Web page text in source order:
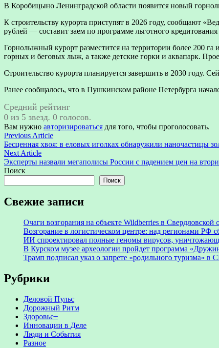
В Коробицыно Ленинградской области появится новый
К строительству курорта приступят в 2026 году, сообщают
рублей — составит заем по программе льготного
Горнолыжный курорт разместится на территории более 200
горных и беговых лыж, а также детские горки и аквапарк.
Строительство курорта планируется завершить в 2030 году.
Ранее сообщалось, что в Пушкинском районе Петербурга
Средний рейтинг
0 из 5 звезд. 0 голосов.
Вам нужно авторизироваться для того, чтобы проголосовать.
Навигация
по
записям
Previous ArticlePrevious
article:
Бесценная хвоя: в еловых иголках обнаружили наночастицы
Next ArticleNext
article:
Эксперты назвали мегаполисы России с падением цен на
Поиск
Поиск
Свежие записи
Очаги возгорания на объекте Wildberries в Свердловской
Возгорание в логистическом центре: над регионами РФ
ИИ спроектировал полные геномы вирусов,
В Курском музее археологии пройдет программа
Трамп подписал указ о запрете «родильного туризма»
Рубрики
Деловой Пульс
Дорожный Ритм
Здоровье+
Инновации в Деле
Люди и События
Разное